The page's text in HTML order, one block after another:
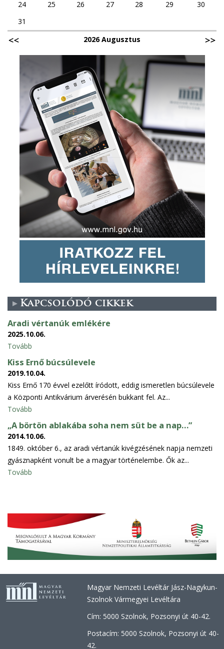
24
25 26 27 28 29
30
31
2026 Augusztus
Kapcsolódó cikkek
Aradi vértanúk emlékére
2025.10.06.
Tovább
Kiss Ernő búcsúlevele
2019.10.04.
Kiss Ernő 170 évvel ezelőtt íródott, eddig ismeretlen búcsúlevele
a Központi Antikvárium árverésén bukkant fel. Az...
Tovább
„A börtön ablakába soha nem süt be a nap…”
2014.10.06.
1849. október 6., az aradi vértanúk kivégzésének napja nemzeti
gyásznapként vonult be a magyar történelembe. Ők az...
Tovább
Magyar Nemzeti Levéltár Jász-Nagykun-
Szolnok Vármegyei Levéltára
Cím: 5000 Szolnok, Pozsonyi út 40-42.
Postacím: 5000 Szolnok, Pozsonyi út 40-
42.